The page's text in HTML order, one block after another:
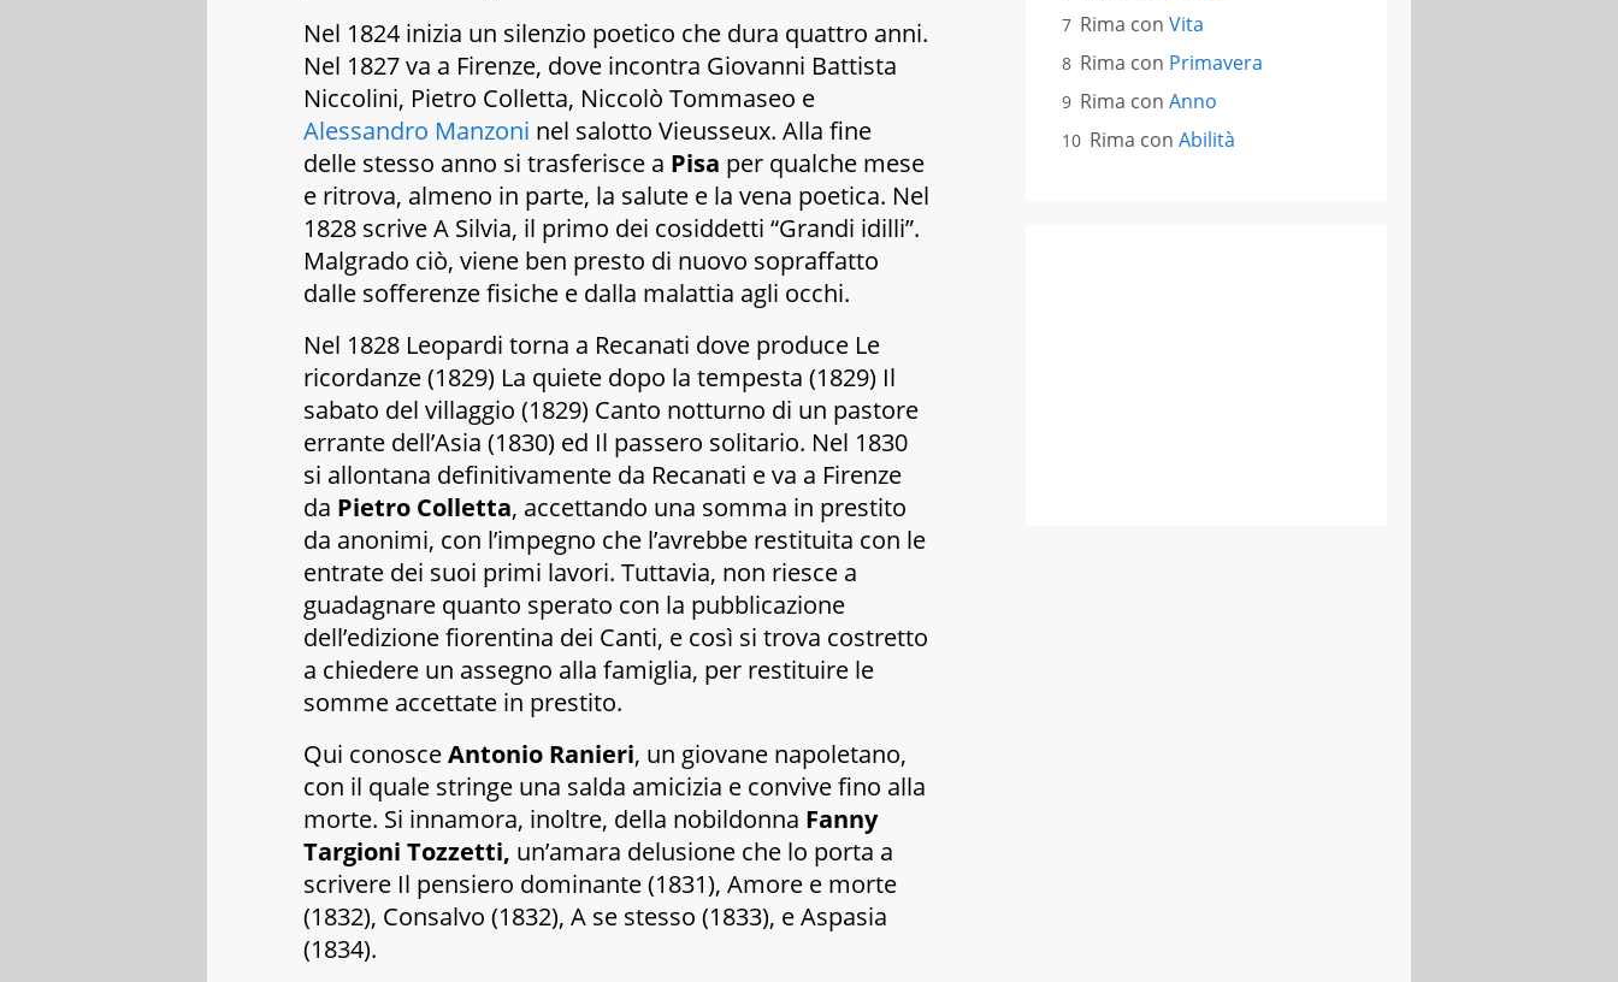
Nel 1824 inizia un silenzio poetico che dura quattro anni.
Nel 1827 va a Firenze, dove incontra Giovanni Battista
Niccolini, Pietro Colletta, Niccolò Tommaseo e
Alessandro Manzoni nel salotto Vieusseux. Alla fine
delle stesso anno si trasferisce a Pisa per qualche mese
e ritrova, almeno in parte, la salute e la vena poetica. Nel
1828 scriveA Silvia, il primo dei cosiddetti “Grandi idilli”.
Malgrado ciò, viene ben presto di nuovo sopraffatto
dalle sofferenze fisiche e dalla malattia agli occhi.
Nel 1828 Leopardi torna a Recanati dove produce Le
ricordanze(1829) La quiete dopo la tempesta (1829) Il
sabato del villaggio (1829) Canto notturno di un pastore
errante dell’Asia (1830) ed Il passero solitario. Nel 1830
si allontana definitivamente da Recanati e va a Firenze
da Pietro Colletta, accettando una somma in prestito
da anonimi, con l’impegno che l’avrebbe restituita con le
entrate dei suoi primi lavori. Tuttavia, non riesce a
guadagnare quanto sperato con la pubblicazione
dell’edizione fiorentina dei Canti, e così si trova costretto
a chiedere un assegno alla famiglia, per restituire le
somme accettate in prestito.
Qui conosceAntonio Ranieri, un giovane napoletano,
con il quale stringe una salda amicizia e convive fino alla
morte. Si innamora, inoltre, della nobildonna Fanny
Targioni Tozzetti, un’amara delusione che lo porta a
scrivere Il pensiero dominante(1831), Amore e morte
(1832), Consalvo (1832), A se stesso (1833), eAspasia
(1834).
Rima con Vita
Rima con Primavera
Rima con Anno
Rima con Abilità